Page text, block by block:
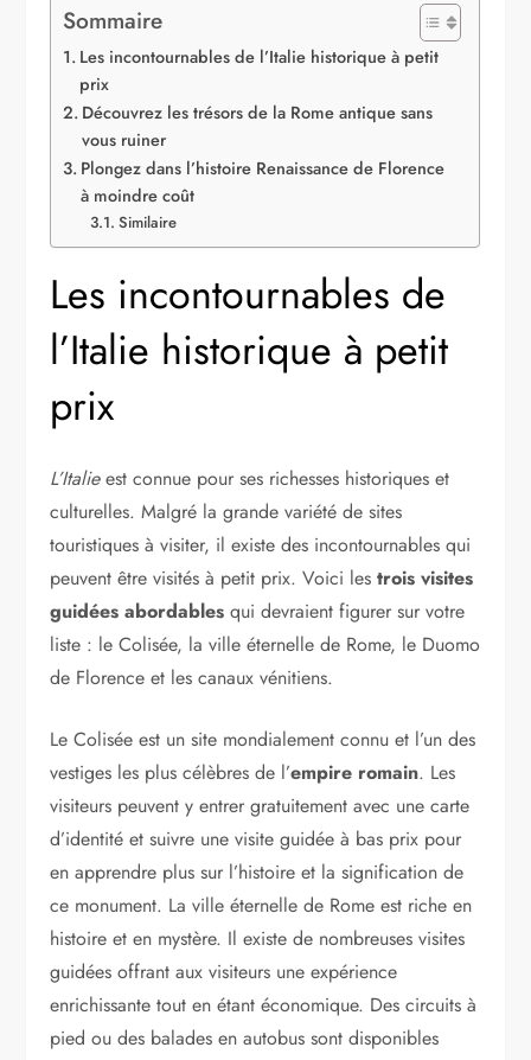
Sommaire
Les incontournables de l’Italie historique à petit
prix
Découvrez les trésors de la Rome antique sans
vous ruiner
Plongez dans l’histoire Renaissance de Florence
à moindre coût
Similaire
Les incontournables de
l’Italie historique à petit
prix
L’Italieest connue pour ses richesses historiques et
culturelles. Malgré la grande variété de sites
touristiques à visiter, il existe des incontournables qui
peuvent être visités à petit prix. Voici lestrois visites
guidées abordables qui devraient figurer sur votre
liste : le Colisée, la ville éternelle de Rome, le Duomo
de Florence et les canaux vénitiens.
Le Colisée est un site mondialement connu et l’un des
vestiges les plus célèbres de l’empire romain. Les
visiteurs peuvent y entrer gratuitement avec une carte
d’identité et suivre une visite guidée à bas prix pour
en apprendre plus sur l’histoire et la signification de
ce monument. La ville éternelle de Rome est riche en
histoire et en mystère. Il existe de nombreuses visites
guidées offrant aux visiteurs une expérience
enrichissante tout en étant économique. Des circuits à
pied ou des balades en autobus sont disponibles